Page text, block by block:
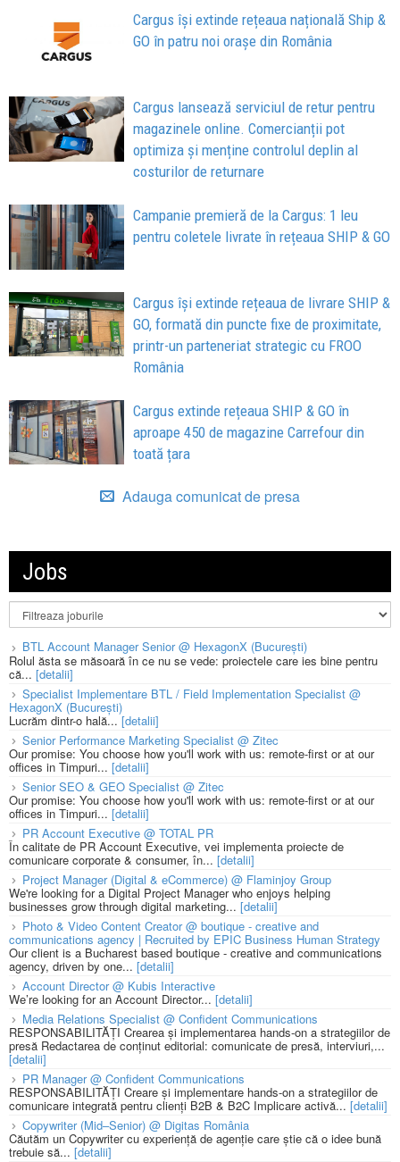
Cargus își extinde rețeaua națională Ship &
GO în patru noi orașe din România
Cargus lansează serviciul de retur pentru
magazinele online. Comercianții pot
optimiza și menține controlul deplin al
costurilor de returnare
Campanie premieră de la Cargus: 1 leu
pentru coletele livrate în rețeaua SHIP & GO
Cargus își extinde rețeaua de livrare SHIP &
GO, formată din puncte fixe de proximitate,
printr-un parteneriat strategic cu FROO
România
Cargus extinde rețeaua SHIP & GO în
aproape 450 de magazine Carrefour din
toată țara
Adauga comunicat de presa
Jobs
BTL Account Manager Senior @ HexagonX (București)
Rolul ăsta se măsoară în ce nu se vede: proiectele care ies bine pentru
că... [detalii]
Specialist Implementare BTL / Field Implementation Specialist @
HexagonX (București)
Lucrăm dintr-o hală...[detalii]
Senior Performance Marketing Specialist @ Zitec
Our promise: You choose how you'll work with us: remote-first or at our
offices in Timpuri... [detalii]
Senior SEO & GEO Specialist @ Zitec
Our promise: You choose how you'll work with us: remote-first or at our
offices in Timpuri... [detalii]
PR Account Executive @ TOTAL PR
În calitate de PR Account Executive, vei implementa proiecte de
comunicare corporate & consumer, în... [detalii]
Project Manager (Digital & eCommerce) @ Flaminjoy Group
We're looking for a Digital Project Manager who enjoys helping
businesses grow through digital marketing... [detalii]
Photo & Video Content Creator @ boutique - creative and
communications agency | Recruited by EPIC Business Human Strategy
Our client is a Bucharest based boutique - creative and communications
agency, driven by one... [detalii]
Account Director @ Kubis Interactive
We’re looking for an Account Director... [detalii]
Media Relations Specialist @ Confident Communications
RESPONSABILITĂȚI Crearea și implementarea hands-on a strategiilor de
presă Redactarea de conținut editorial: comunicate de presă, interviuri,...
[detalii]
PR Manager @ Confident Communications
RESPONSABILITĂȚI Creare și implementare hands-on a strategiilor de
comunicare integrată pentru clienți B2B & B2C Implicare activă... [detalii]
Copywriter (Mid–Senior) @ Digitas România
Căutăm un Copywriter cu experiență de agenție care știe că o idee bună
trebuie să... [detalii]